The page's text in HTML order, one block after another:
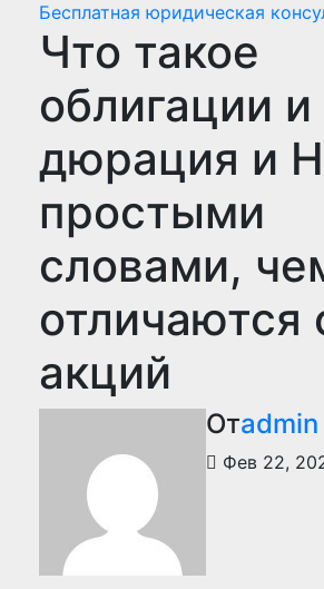
Бесплатная юридическая
Что такое
облигации и
дюрация и
простыми
словами,
отличаются
акций
Отadmin
Фев 22,